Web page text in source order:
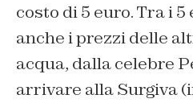
costo di 5 euro. Tra i 5
anche i prezzi delle
acqua, dalla celebre
arrivare alla Surgiva